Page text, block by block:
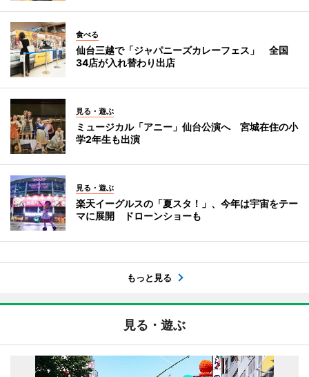
食べる
仙台三越で「ジャパニーズカレーフェス」 全国
34店が入れ替わり出店
見る・遊ぶ
ミュージカル「アニー」仙台公演へ 宮城在住の小
学2年生も出演
見る・遊ぶ
楽天イーグルスの「夏スタ！」、今年は宇宙をテー
マに展開 ドローンショーも
もっと見る
見る・遊ぶ